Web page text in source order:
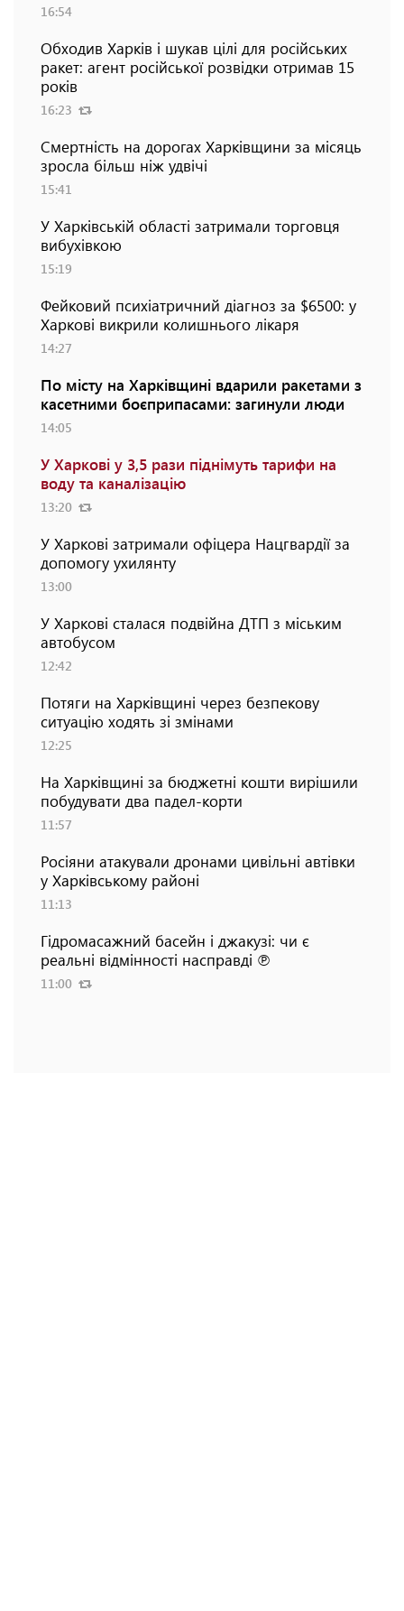
16:54
Обходив Харків і шукав цілі для російських
ракет: агент російської розвідки отримав 15
років
16:23
Смертність на дорогах Харківщини за місяць
зросла більш ніж удвічі
15:41
У Харківській області затримали торговця
вибухівкою
15:19
Фейковий психіатричний діагноз за $6500: у
Харкові викрили колишнього лікаря
14:27
По місту на Харківщині вдарили ракетами з
касетними боєприпасами: загинули люди
14:05
У Харкові у 3,5 рази піднімуть тарифи на
воду та каналізацію
13:20
У Харкові затримали офіцера Нацгвардії за
допомогу ухилянту
13:00
У Харкові сталася подвійна ДТП з міським
автобусом
12:42
Потяги на Харківщині через безпекову
ситуацію ходять зі змінами
12:25
На Харківщині за бюджетні кошти вирішили
побудувати два падел-корти
11:57
Росіяни атакували дронами цивільні автівки
у Харківському районі
11:13
Гідромасажний басейн і джакузі: чи є
реальні відмінності насправді ℗
11:00